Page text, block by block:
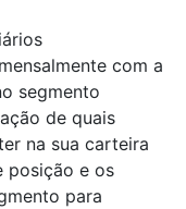
com a
segmento
de quais
na sua carteira
posição e os
para